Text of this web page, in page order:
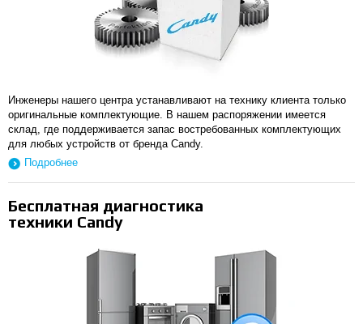
Инженеры нашего центра устанавливают на технику клиента только
оригинальные комплектующие. В нашем распоряжении имеется
склад, где поддерживается запас востребованных комплектующих
для любых устройств от бренда Candy.
Подробнее
Бесплатная диагностика
техники Candy